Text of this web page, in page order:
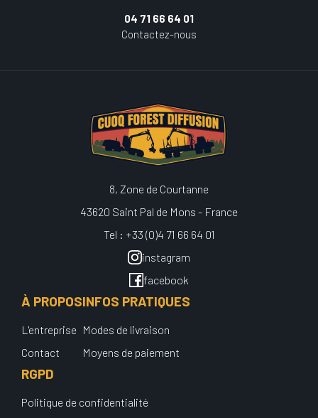
04 71 66 64 01
Contactez-nous
8, Zone de Courtanne
43620 Saint Pal de Mons - France
Tel : +33 (0)4 71 66 64 01
instagram
facebook
À PROPOS
L'entreprise
Contact
INFOS PRATIQUES
Modes de livraison
Moyens de paiement
RGPD
Politique de confidentialité